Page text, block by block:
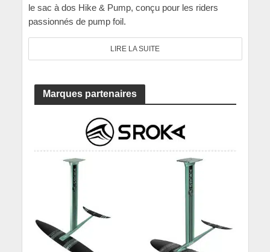
le sac à dos Hike & Pump, conçu pour les riders
passionnés de pump foil.
LIRE LA SUITE
Marques partenaires